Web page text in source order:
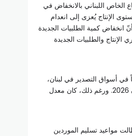
الخاص اللبناني بالانخفاض في
انخفاض مستوى الإنتاج يُعزى إلى انعدام
انخفاض كمية الطلبيات الجديدة
الإنتاج والطلبيات الجديدة
أسواق التصدير في لبنان،
والذي أظهر أنّ الأعمال الجديدة الواردة من العملاء الدوليين انخفضت منذ نيسان 2026. ورغم ذلك، كان معدل
القطاع الخاص اللبناني سلاسل توريد أطول في أيار 2026. وطالت مواعيد تسليم الموردين